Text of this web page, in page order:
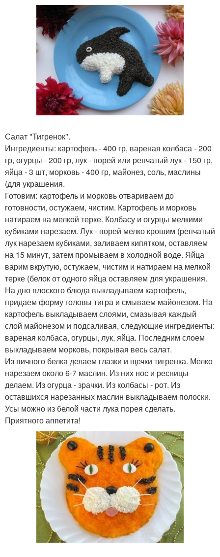
Салат "Тигренок".
Ингредиенты: картофель - 400 гр, вареная колбаса - 200
гр, огурцы - 200 гр, лук - порей или репчатый лук - 150 гр,
яйца - 3 шт, морковь - 400 гр, майонез, соль, маслины
(для украшения.
Готовим: картофель и морковь отвариваем до
готовности, остужаем, чистим. Картофель и морковь
натираем на мелкой терке. Колбасу и огурцы мелкими
кубиками нарезаем. Лук - порей мелко крошим (репчатый
лук нарезаем кубиками, заливаем кипятком, оставляем
на 15 минут, затем промываем в холодной воде. Яйца
варим вкрутую, остужаем, чистим и натираем на мелкой
терке (белок от одного яйца оставляем для украшения.
На дно плоского блюда выкладываем картофель,
придаем форму головы тигра и смываем майонезом. На
картофель выкладываем слоями, смазывая каждый
слой майонезом и подсаливая, следующие ингредиенты:
вареная колбаса, огурцы, лук, яйца. Последним слоем
выкладываем морковь, покрывая весь салат.
Из яичного белка делаем глазки и щечки тигренка. Мелко
нарезаем около 6-7 маслин. Из них нос и ресницы
делаем. Из огурца - зрачки. Из колбасы - рот. Из
оставшихся нарезанных маслин выкладываем полоски.
Усы можно из белой части лука порея сделать.
Приятного аппетита!